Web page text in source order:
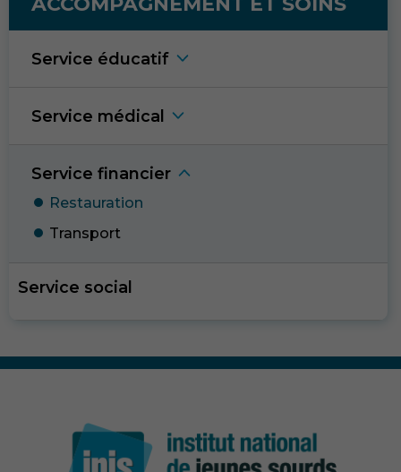
Service éducatif
Service médica
Service financier
Restauration
Transport
Service social